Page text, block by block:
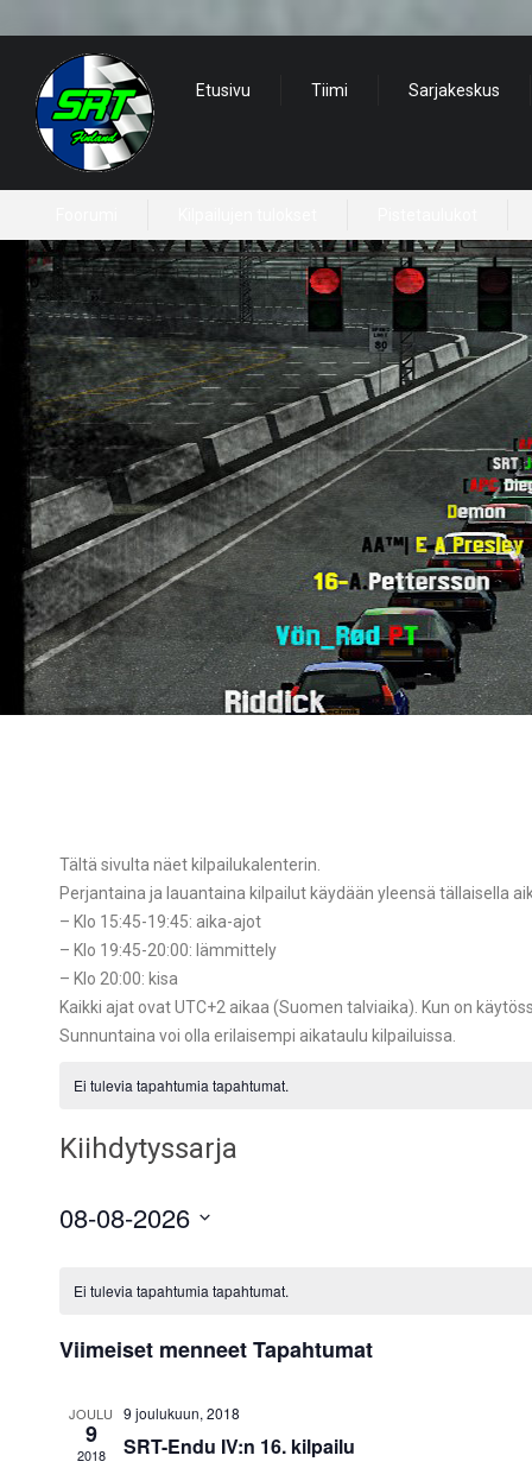
Etusivu Tiimi Sarjakeskus
Tältä sivulta näet kilpailukalenterin.
Perjantaina ja lauantaina kilpailut käydään yleensä tällaisella
– Klo 15:45-19:45: aika-ajot
– Klo 19:45-20:00: lämmittely
– Klo 20:00: kisa
Kaikki ajat ovat UTC+2 aikaa (Suomen talviaika). Kun on
Sunnuntaina voi olla erilaisempi aikataulu kilpailuissa.
Ei tulevia tapahtumia tapahtumat.
Kiihdytyssarja
08-08-2026
Ei tulevia tapahtumia tapahtumat.
Viimeiset menneet Tapahtumat
JOULU
9
2018
9 joulukuun, 2018
SRT-Endu IV:n 16. kilpailu